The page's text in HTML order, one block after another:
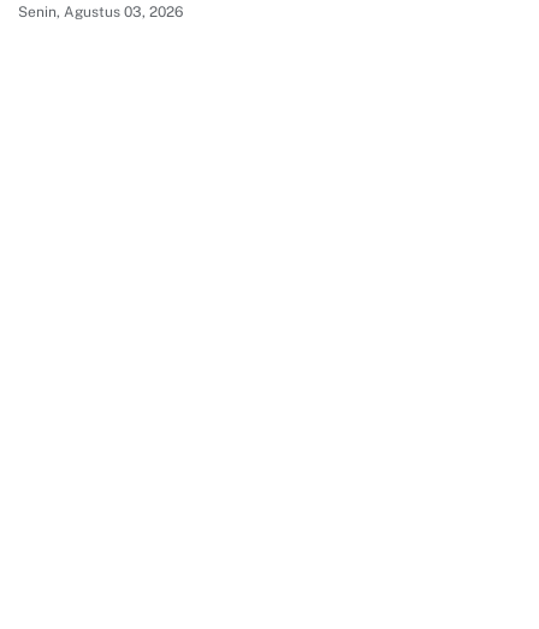
Senin, Agustus 03, 2026